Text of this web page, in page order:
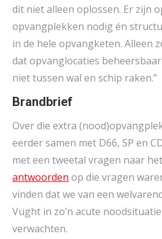
dit niet alleen oplossen. Er zijn
opvangplekken nodig én
in de hele opvangketen. Alleen
dat opvanglocaties
niet tussen wal en schip raken.”
Brandbrief
Over die extra
eerder samen met D66, SP en
met een tweetal vragen naar
antwoorden op die vragen
vinden dat we van een
Vught in zo’n acute
verwachten.